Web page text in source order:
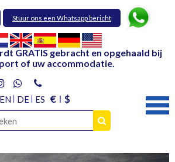
Stuur ons een Whatsapp bericht
GRATIS gebracht en opgehaald bij
of uw accommodatie.
EN DE ES € $